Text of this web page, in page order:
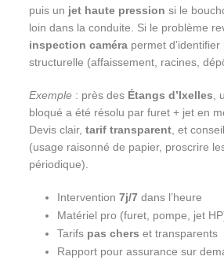
puis un jet haute pression si le
loin dans la conduite. Si le problème
inspection caméra permet
structurelle (affaissement, racines,
Exemple : près des Étangs d’Ixelles
bloqué a été résolu par furet + jet en
Devis clair,tarif transparent , et
(usage raisonné de papier, proscrire
périodique).
Intervention7j/7 dans l’heure
Matériel pro (furet, pompe, jet
Tarifs pas chers et transparents
Rapport pour assurance sur